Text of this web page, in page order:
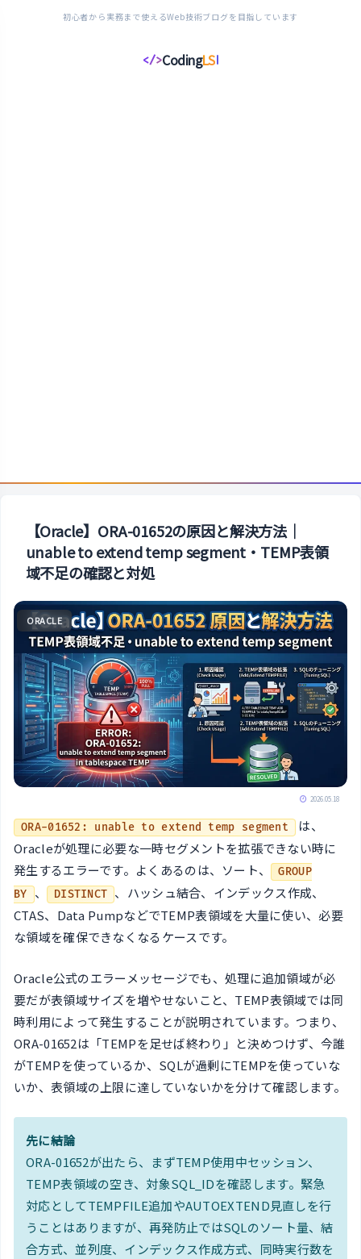
初心者から実務まで使えるWeb技術ブログを目指しています
</>CodingLS
コ
【Oracle】ORA-01652の原因と解決方法｜
unable to extend temp segment・TEMP表領
域不足の確認と対処
ORACLE
2026.05.18
ORA-01652: unable to extend temp segment
は、
Oracleが処理に必要な一時セグメントを拡張できない時に
発生するエラーです。よくあるのは、ソート、 GROUP
BY
、 DISTINCT
、ハッシュ結合、インデックス作成、
CTAS、Data PumpなどでTEMP表領域を大量に使い、必要
な領域を確保できなくなるケースです。
Oracle公式のエラーメッセージでも、処理に追加領域が必
要だが表領域サイズを増やせないこと、TEMP表領域では同
時利用によって発生することが説明されています。つまり、
ORA-01652は「TEMPを足せば終わり」と決めつけず、今誰
がTEMPを使っているか、SQLが過剰にTEMPを使っていな
いか、表領域の上限に達していないかを分けて確認します。
先に結論
ORA-01652が出たら、まずTEMP使用中セッション、
TEMP表領域の空き、対象SQL_IDを確認します。緊急
対応としてTEMPFILE追加やAUTOEXTEND見直しを行
うことはありますが、再発防止ではSQLのソート量、結
合方式、並列度、インデックス作成方式、同時実行数を